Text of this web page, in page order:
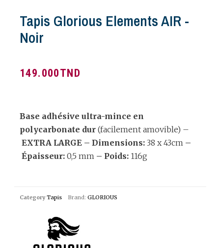
Tapis Glorious Elements AIR -
Noir
149.000TND
Base adhésive ultra-mince en
polycarbonate dur (facilement amovible) –
EXTRA LARGE – Dimensions: 38 x 43cm –
Épaisseur: 0,5 mm – Poids: 116g
Category Tapis Brand: GLORIOUS